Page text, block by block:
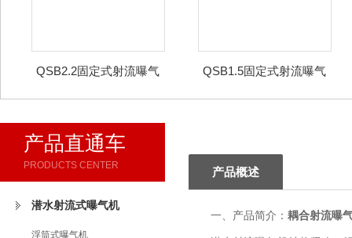
QSB2.2固定式射流曝气
QSB1.5固定式射流曝气
产品直通车
PRODUCTS CENTER
潜水射流式曝气机
浮筒式曝气机
产品概述
一、产品简介： 耦合射流曝